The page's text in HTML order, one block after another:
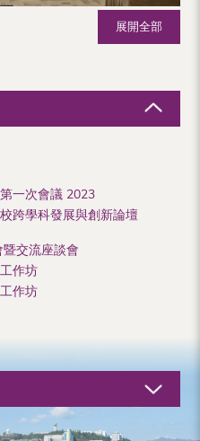
展開全部
一次會議 2023
跨學科發展與創新論壇
交流座談會
作坊
作坊